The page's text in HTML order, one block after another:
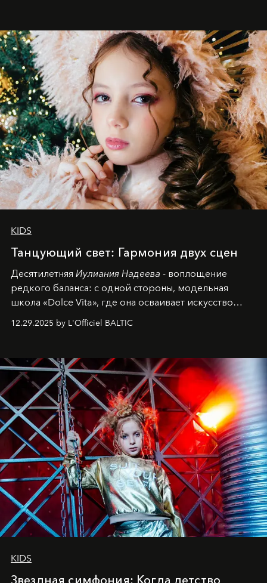
achievements.
KIDS
Танцующий свет: Гармония двух сцен
Десятилетняя Иулиания Надеева - воплощение
редкого баланса: с одной стороны, модельная
школа «Dolce Vita», где она осваивает искусство
позы и образа, с другой - подготовительная
балетная студия при хореографическом училище,
танцевального пути за плечами.
12.29.2025 by L'Officiel BALTIC
KIDS
Звездная симфония: Когда детство